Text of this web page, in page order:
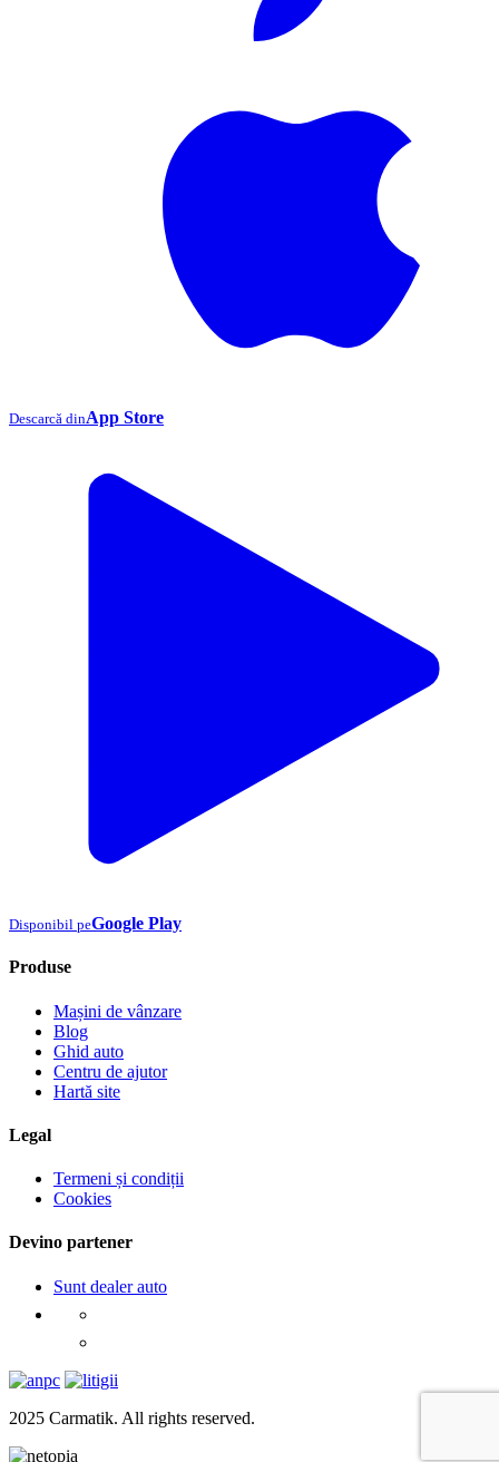
Descarcă dinApp Store
Disponibil peGoogle Play
Produse
Mașini de vânzare
Blog
Ghid auto
Centru de ajutor
Hartă site
Legal
Termeni și condiții
Cookies
Devino partener
Sunt dealer auto
2025 Carmatik. All rights reserved.